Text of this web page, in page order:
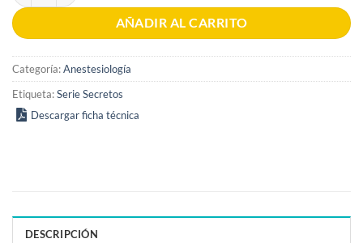
AÑADIR AL CARRITO
Categoría:Anestesiología
Etiqueta:Serie Secretos
Descargar ficha técnica
DESCRIPCIÓN